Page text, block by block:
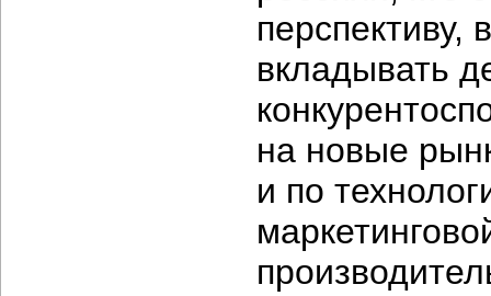
вкладывать
на новые
и по